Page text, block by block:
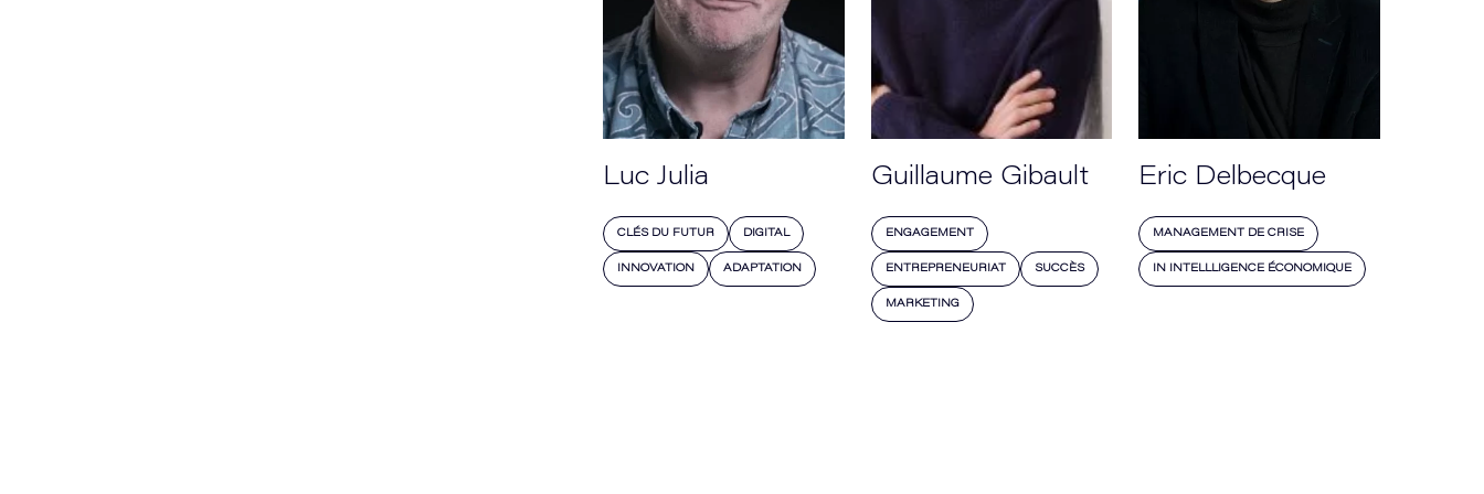
Luc Julia
CLÉS DU FUTUR DIGITAL
INNOVATION ADAPTATION
Guillaume Gibault
ENGAGEMENT
ENTREPRENEURIAT SUCCÈS
MARKETING
Eric Delbecque
MANAGEMENT DE CRISE
IN INTELLLIGENCE ÉCONOMIQUE